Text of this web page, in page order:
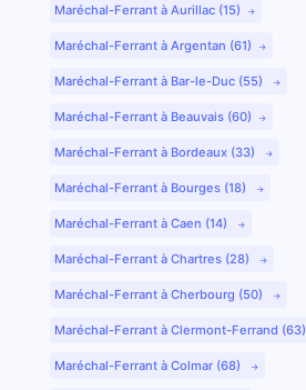
Maréchal-Ferrant à Aurillac (15)
Maréchal-Ferrant à Argentan (61)
Maréchal-Ferrant à Bar-le-Duc (55)
Maréchal-Ferrant à Beauvais (60)
Maréchal-Ferrant à Bordeaux (33)
Maréchal-Ferrant à Bourges (18)
Maréchal-Ferrant à Caen (14)
Maréchal-Ferrant à Chartres (28)
Maréchal-Ferrant à Cherbourg (50)
Maréchal-Ferrant à Clermont-Ferrand (63)
Maréchal-Ferrant à Colmar (68)